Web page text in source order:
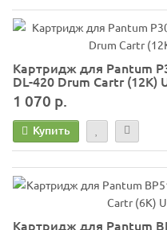
Картридж для Pantum
DL-420 Drum Cartr (12K)
1 070 р.
Купить
Картридж для Pantum